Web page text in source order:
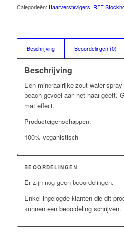
Categorieën: Haarverstevigers, REF
Beschrijving Beoordelingen (0)
Beschrijving
Een mineraalrijke zout water-
beach gevoel aan het haar geeft.
mat effect.
Producteigenschappen:
100% veganistisch
BEOORDELINGEN
Er zijn nog geen beoordelingen.
Enkel ingelogde klanten die dit
kunnen een beoordeling schrijven.